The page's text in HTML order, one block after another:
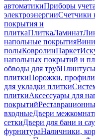
автоматикиПриборы учета
электроэнергииСчетчики
покрытия и
плиткаПлиткаЛаминат
напольные покрытия
полыКовролинПаркет
напольных покрытий и
обводы для трубПлинтусы
плиткиПорожки, профили
для укладки плитки
плиткиАксессуары для
покрытий
входныеДвери
сеткиДвери для бани и
фурнитураНаличники,